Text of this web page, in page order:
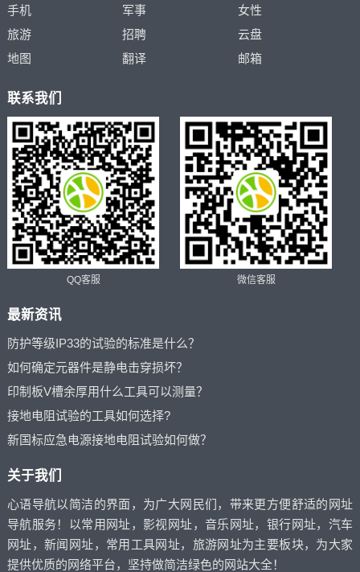
手机
军事
女性
旅游
招聘
云盘
地图
翻译 邮箱
联系我们
QQ客服 微信客服
最新资讯
防护等级IP33的试验的标准是什么？
如何确定元器件是静电击穿损坏？
印制板V槽余厚用什么工具可以测量？
接地电阻试验的工具如何选择?
新国标应急电源接地电阻试验如何做？
关于我们
心语导航以简洁的界面，为广大网民们，带来更方便舒适的网址
导航服务！以常用网址，影视网址，音乐网址，银行网址，汽车
网址，新闻网址，常用工具网址，旅游网址为主要板块，为大家
提供优质的网络平台，坚持做简洁绿色的网站大全！